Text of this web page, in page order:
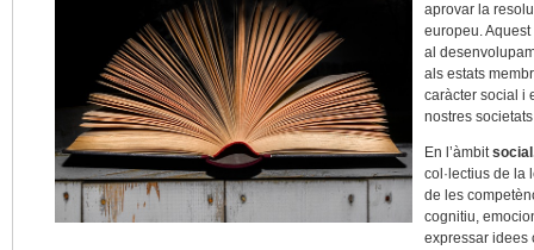
aprovar la
europeu.
al
als estats
caràcter social i
nostres
En l’àmbit
col·lectius de la
de les
cognitiu,
expressar idees